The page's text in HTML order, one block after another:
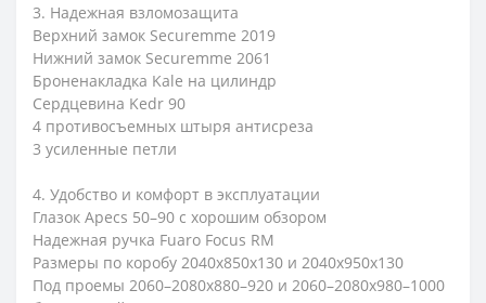
3. Надежная взломозащита
Верхний замок Securemme 2019
Нижний замок Securemme 2061
Броненакладка Kale на цилиндр
Сердцевина Kedr 90
4 противосъемных штыря антисреза
3 усиленные петли
4. Удобство и комфорт в эксплуатации
Глазок Apecs 50–90 с хорошим обзором
Надежная ручка Fuaro Focus RM
Размеры по коробу 2040х850х130 и 2040х950х130
Под проемы 2060–2080х880–920 и 2060–2080х980–1000